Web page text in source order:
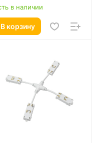
в наличии
В корзину